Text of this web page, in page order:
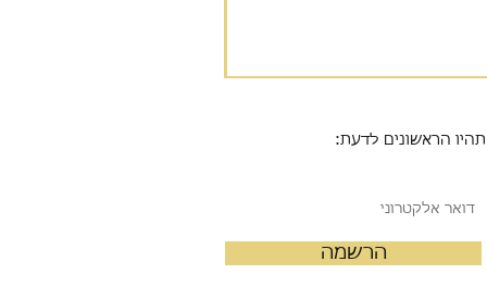
תהיו הראשונים לדעת:
הרשמה